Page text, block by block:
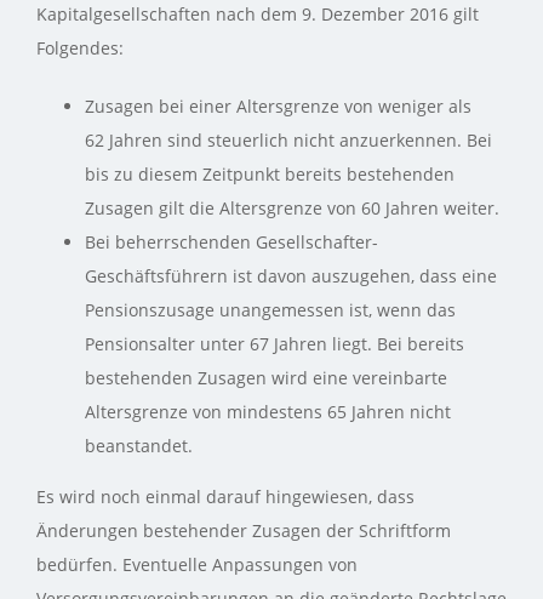
Kapitalgesellschaften nach dem 9. Dezember 2016 gilt
Folgendes:
Zusagen bei einer Altersgrenze von weniger als
62 Jahren sind steuerlich nicht anzuerkennen. Bei
bis zu diesem Zeitpunkt bereits bestehenden
Zusagen gilt die Altersgrenze von 60 Jahren weiter.
Bei beherrschenden Gesellschafter-
Geschäftsführern ist davon auszugehen, dass eine
Pensionszusage unangemessen ist, wenn das
Pensionsalter unter 67 Jahren liegt. Bei bereits
bestehenden Zusagen wird eine vereinbarte
Altersgrenze von mindestens 65 Jahren nicht
beanstandet.
Es wird noch einmal darauf hingewiesen, dass
Änderungen bestehender Zusagen der Schriftform
bedürfen. Eventuelle Anpassungen von